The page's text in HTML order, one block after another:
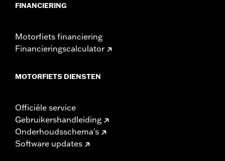
FINANCIERING
Motorfiets financiering
Financieringscalculator
MOTORFIETS DIENSTEN
Officiële service
Gebruikershandleiding
Onderhoudsschema's
Software updates